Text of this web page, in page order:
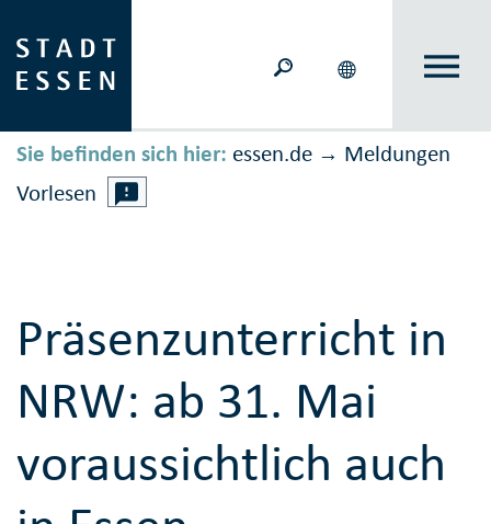
Sie befinden sich hier: essen.de → Meldungen
Vorlesen
Präsenzunterricht in
NRW: ab 31. Mai
voraussichtlich auch